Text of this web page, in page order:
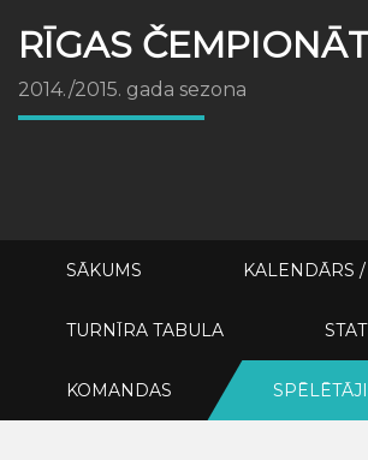
RĪGAS
2014./2015. gada sezona
SĀKUMS KALENDĀRS
TURNĪRA TABULA
KOMANDAS SPĒLĒTĀJI